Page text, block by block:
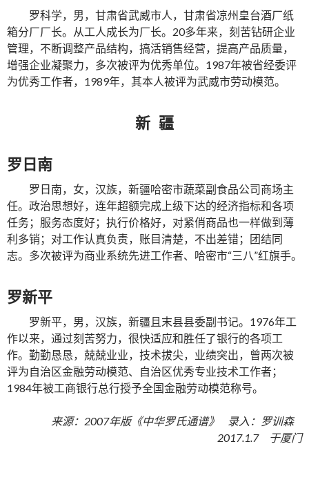
罗科学，男，甘肃省武威市人，甘肃省凉州皇台酒厂纸
箱分厂厂长。从工人成长为厂长。20多年来，刻苦钻研企业
管理，不断调整产品结构，搞活销售经营，提高产品质量，
增强企业凝聚力，多次被评为优秀单位。1987年被省经委评
为优秀工作者，1989年，其本人被评为武威市劳动模范。
新 疆
罗日南
罗日南，女，汉族，新疆哈密市蔬菜副食品公司商场主
任。政治思想好，连年超额完成上级下达的经济指标和各项
任务；服务态度好；执行价格好，对紧俏商品也一样做到薄
利多销；对工作认真负责，账目清楚，不出差错；团结同
志。多次被评为商业系统先进工作者、哈密市“三八”红旗手。
罗新平
罗新平，男，汉族，新疆且末县县委副书记。1976年工
作以来，通过刻苦努力，很快适应和胜任了银行的各项工
作。勤勤恳恳，兢兢业业，技术拔尖，业绩突出，曾两次被
评为自治区金融劳动模范、自治区优秀专业技术工作者；
1984年被工商银行总行授予全国金融劳动模范称号。
来源：2007年版《中华罗氏通谱》 录入：罗训森
2017.1.7 于厦门